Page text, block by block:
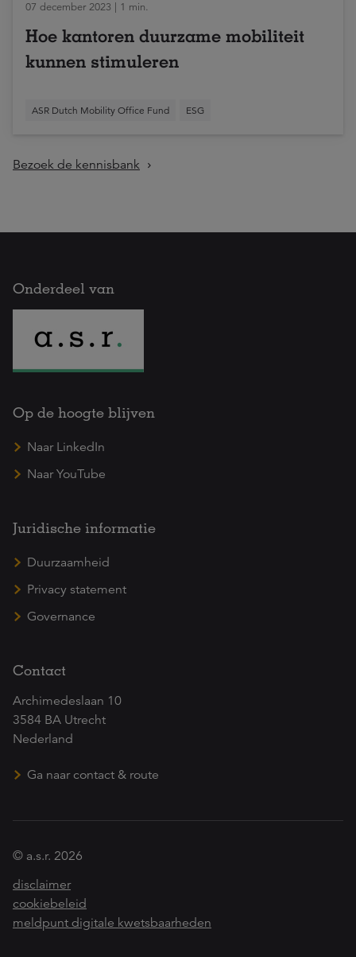
07 december 2023 | 1 min.
Hoe kantoren duurzame mobiliteit
kunnen stimuleren
ASR Dutch Mobility Office Fund ESG
Bezoek de kennisbank
Onderdeel van
Op de hoogte blijven
Naar LinkedIn
Naar YouTube
Juridische informatie
Duurzaamheid
Privacy statement
Governance
Contact
Archimedeslaan 10
3584 BA Utrecht
Nederland
Ga naar contact & route
© a.s.r. 2026
disclaimer
cookiebeleid
meldpunt digitale kwetsbaarheden